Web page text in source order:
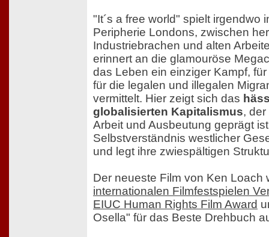
"It´s a free world" spielt irgendwo
Peripherie Londons, zwischen
Industriebrachen und alten
erinnert an die glamouröse
das Leben ein einziger Kampf,
für die legalen und illegalen
vermittelt. Hier zeigt sich das
globalisierten Kapitalismus,
Arbeit und Ausbeutung geprägt
Selbstverständnis westlicher
und legt ihre zwiespältigen
Der neueste Film von Ken Loach
internationalen Filmfestspielen
EIUC Human Rights Film Award
Osella" für das Beste Drehbuch